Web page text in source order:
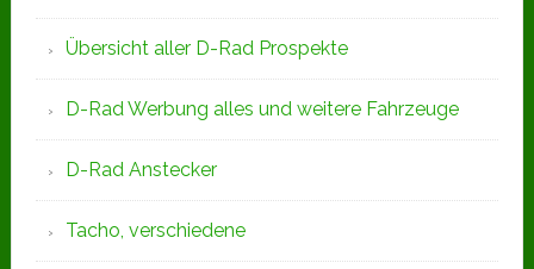
Übersicht aller D-Rad Prospekte
D-Rad Werbung alles und weitere Fahrzeuge
D-Rad Anstecker
Tacho, verschiedene